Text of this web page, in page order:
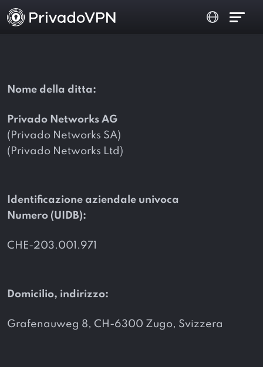
Nome della ditta:
Privado Networks AG
(Privado Networks SA)
(Privado Networks Ltd)
Identificazione aziendale univoca
Numero (UIDB):
CHE-203.001.971
Domicilio, indirizzo:
Grafenauweg 8, CH-6300 Zugo, Svizzera